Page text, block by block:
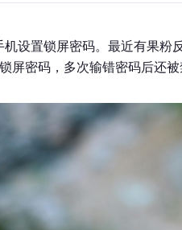
设置锁屏密码。最近有果粉
屏密码，多次输错密码后还